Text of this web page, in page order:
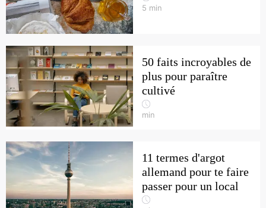
5 min
50 faits incroyables de
plus pour paraître
cultivé
min
11 termes d'argot
allemand pour te faire
passer pour un local